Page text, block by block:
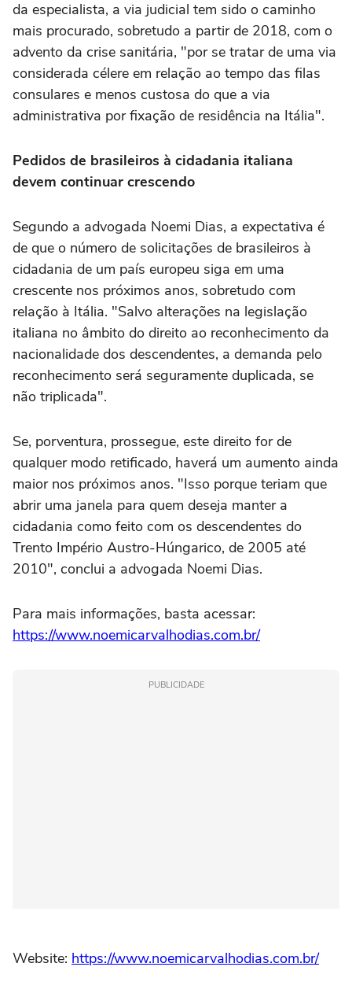
da especialista, a via judicial tem sido o caminho
mais procurado, sobretudo a partir de 2018, com o
advento da crise sanitária, "por se tratar de uma via
considerada célere em relação ao tempo das filas
consulares e menos custosa do que a via
administrativa por fixação de residência na Itália".
Pedidos de brasileiros à cidadania italiana
devem continuar crescendo
Segundo a advogada Noemi Dias, a expectativa é
de que o número de solicitações de brasileiros à
cidadania de um país europeu siga em uma
crescente nos próximos anos, sobretudo com
relação à Itália. "Salvo alterações na legislação
italiana no âmbito do direito ao reconhecimento da
nacionalidade dos descendentes, a demanda pelo
reconhecimento será seguramente duplicada, se
não triplicada".
Se, porventura, prossegue, este direito for de
qualquer modo retificado, haverá um aumento ainda
maior nos próximos anos. "Isso porque teriam que
abrir uma janela para quem deseja manter a
cidadania como feito com os descendentes do
Trento Império Austro-Húngarico, de 2005 até
2010", conclui a advogada Noemi Dias.
Para mais informações, basta acessar:
https://www.noemicarvalhodias.com.br/
PUBLICIDADE
Website: https://www.noemicarvalhodias.com.br/